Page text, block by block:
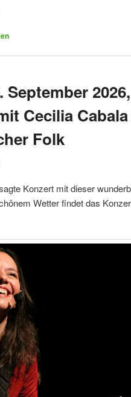
2026,
Cecilia
Folk
Konzert mit dieser
Wetter findet das